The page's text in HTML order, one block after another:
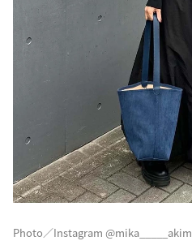
Photo／Instagram @mika_____akim